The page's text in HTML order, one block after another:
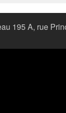
195 A, rue